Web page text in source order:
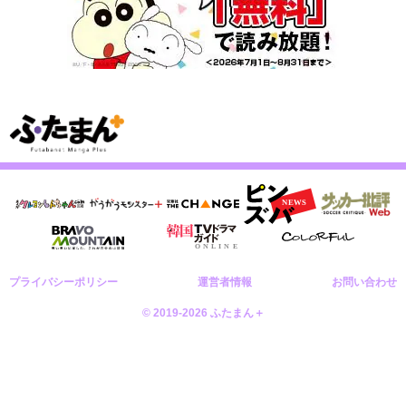
プライバシーポリシー 運営者情報 お問い合わせ
© 2019-2026 ふたまん＋